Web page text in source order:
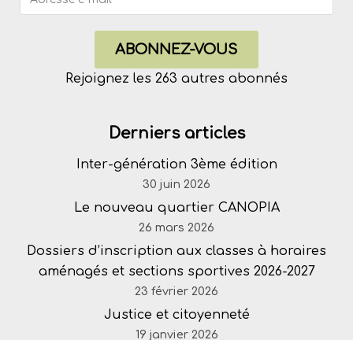
ABONNEZ-VOUS
Rejoignez les 263 autres abonnés
Derniers articles
Inter-génération 3ème édition
30 juin 2026
Le nouveau quartier CANOPIA
26 mars 2026
Dossiers d’inscription aux classes à horaires
aménagés et sections sportives 2026-2027
23 février 2026
Justice et citoyenneté
19 janvier 2026